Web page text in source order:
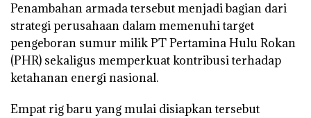
Penambahan armada tersebut menjadi bagian dari
strategi perusahaan dalam memenuhi target
pengeboran sumur milik PT Pertamina Hulu Rokan
(PHR) sekaligus memperkuat kontribusi terhadap
ketahanan energi nasional.
Empat rig baru yang mulai disiapkan tersebut